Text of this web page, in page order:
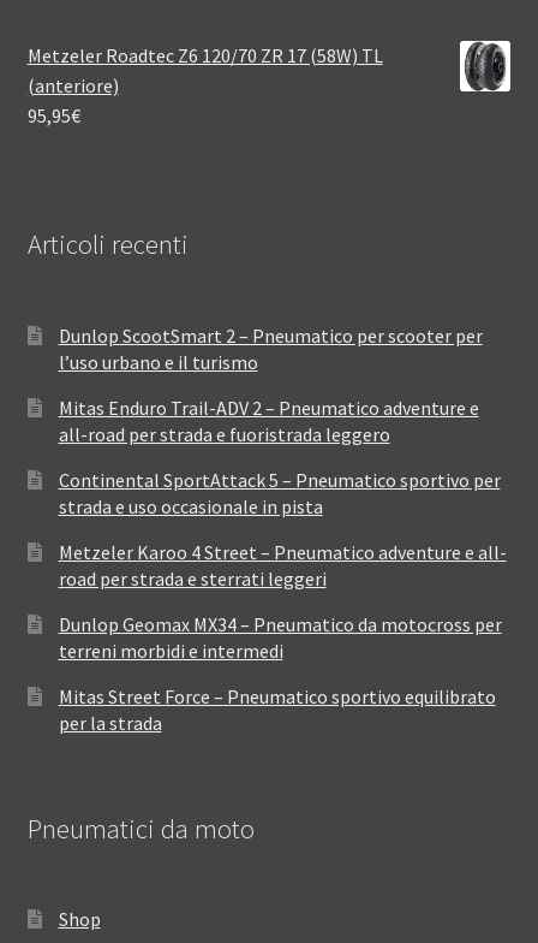
Metzeler Roadtec Z6 120/70 ZR 17 (58W) TL
(anteriore)
95,95€
Articoli recenti
Dunlop ScootSmart 2 – Pneumatico per scooter per
l’uso urbano e il turismo
Mitas Enduro Trail-ADV 2 – Pneumatico adventure e
all-road per strada e fuoristrada leggero
Continental SportAttack 5 – Pneumatico sportivo per
strada e uso occasionale in pista
Metzeler Karoo 4 Street – Pneumatico adventure e all-
road per strada e sterrati leggeri
Dunlop Geomax MX34 – Pneumatico da motocross per
terreni morbidi e intermedi
Mitas Street Force – Pneumatico sportivo equilibrato
per la strada
Pneumatici da moto
Shop